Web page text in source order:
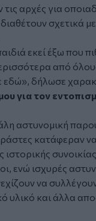
αρχές για
σχετικά
εκεί έξω που
από
εδώ», δήλωσε
για τον
αστυνομική
κατάφεραν
ιστορικής
ενώ ισχυρές
να
υλικό και άλλα